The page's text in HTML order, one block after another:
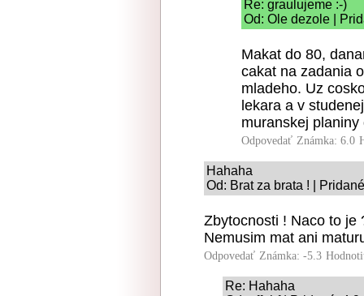
Re: graulujeme :-)
Od: Ole dezole |
Makat do 80,
cakat na zadania
mladeho. Uz
lekara a v
muranskej
Odpovedať Známka: 6.0
Hahaha
Od: Brat za brata ! |
Zbytocnosti ! Naco to je
Nemusim mat ani
Odpovedať Známka: -5.3
Re: Hahaha